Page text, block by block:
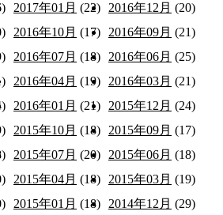
2017年01月 (22) 2016年12月 (20)
2016年10月 (17) 2016年09月 (21)
2016年07月 (18) 2016年06月 (25)
2016年04月 (19) 2016年03月 (21)
2016年01月 (21) 2015年12月 (24)
2015年10月 (18) 2015年09月 (17)
2015年07月 (20) 2015年06月 (18)
2015年04月 (18) 2015年03月 (19)
2015年01月 (18) 2014年12月 (29)